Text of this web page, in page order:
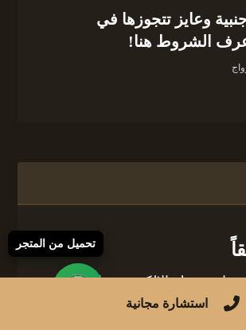
وعايز تتجوزها في
الشروط هنا!
بريدك الإلكتروني. الحقول
إليها بـ*
استشارة مجانية
تحميل من المتجر